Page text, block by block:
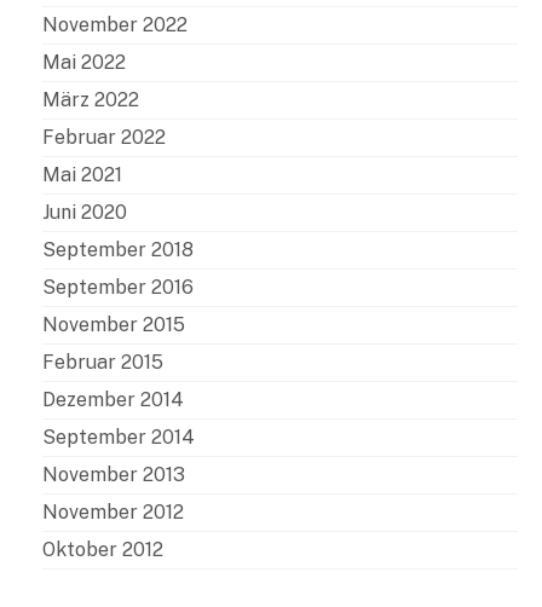
November 2022
Mai 2022
März 2022
Februar 2022
Mai 2021
Juni 2020
September 2018
September 2016
November 2015
Februar 2015
Dezember 2014
September 2014
November 2013
November 2012
Oktober 2012